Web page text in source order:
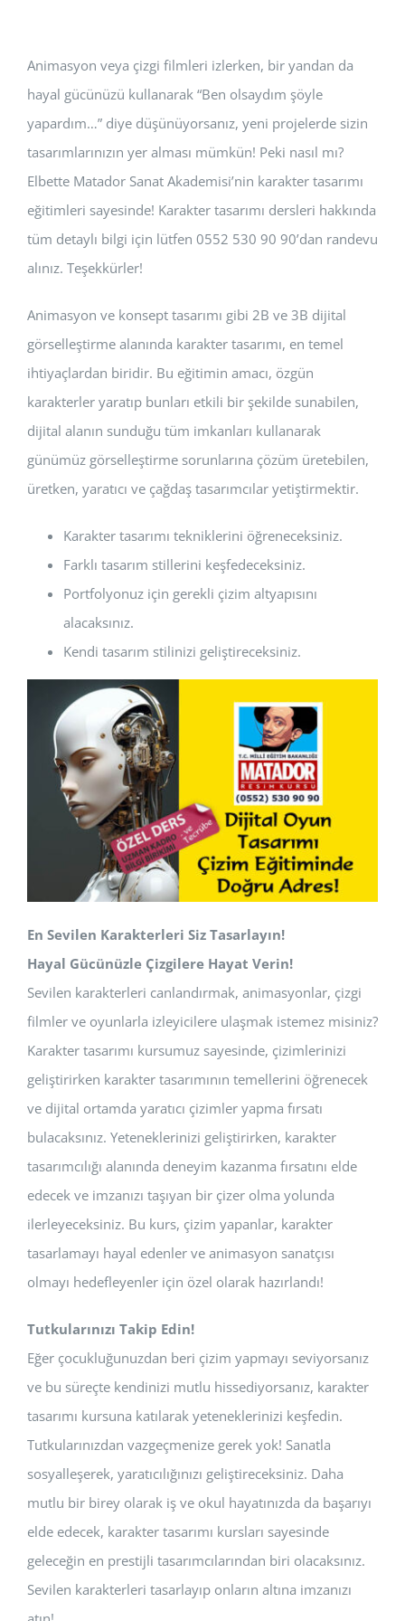
Animasyon veya çizgi filmleri izlerken, bir yandan da
hayal gücünüzü kullanarak “Ben olsaydım şöyle
yapardım…” diye düşünüyorsanız, yeni projelerde sizin
tasarımlarınızın yer alması mümkün! Peki nasıl mı?
Elbette Matador Sanat Akademisi’nin karakter tasarımı
eğitimleri sayesinde! Karakter tasarımı dersleri hakkında
tüm detaylı bilgi için lütfen 0552 530 90 90’dan randevu
alınız. Teşekkürler!
Animasyon ve konsept tasarımı gibi 2B ve 3B dijital
görselleştirme alanında karakter tasarımı, en temel
ihtiyaçlardan biridir. Bu eğitimin amacı, özgün
karakterler yaratıp bunları etkili bir şekilde sunabilen,
dijital alanın sunduğu tüm imkanları kullanarak
günümüz görselleştirme sorunlarına çözüm üretebilen,
üretken, yaratıcı ve çağdaş tasarımcılar yetiştirmektir.
Karakter tasarımı tekniklerini öğreneceksiniz.
Farklı tasarım stillerini keşfedeceksiniz.
Portfolyonuz için gerekli çizim altyapısını
alacaksınız.
Kendi tasarım stilinizi geliştireceksiniz.
En Sevilen Karakterleri Siz Tasarlayın!
Hayal Gücünüzle Çizgilere Hayat Verin!
Sevilen karakterleri canlandırmak, animasyonlar, çizgi
filmler ve oyunlarla izleyicilere ulaşmak istemez misiniz?
Karakter tasarımı kursumuz sayesinde, çizimlerinizi
geliştirirken karakter tasarımının temellerini öğrenecek
ve dijital ortamda yaratıcı çizimler yapma fırsatı
bulacaksınız. Yeteneklerinizi geliştirirken, karakter
tasarımcılığı alanında deneyim kazanma fırsatını elde
edecek ve imzanızı taşıyan bir çizer olma yolunda
ilerleyeceksiniz. Bu kurs, çizim yapanlar, karakter
tasarlamayı hayal edenler ve animasyon sanatçısı
olmayı hedefleyenler için özel olarak hazırlandı!
Tutkularınızı Takip Edin!
Eğer çocukluğunuzdan beri çizim yapmayı seviyorsanız
ve bu süreçte kendinizi mutlu hissediyorsanız, karakter
tasarımı kursuna katılarak yeteneklerinizi keşfedin.
Tutkularınızdan vazgeçmenize gerek yok! Sanatla
sosyalleşerek, yaratıcılığınızı geliştireceksiniz. Daha
mutlu bir birey olarak iş ve okul hayatınızda da başarıyı
elde edecek, karakter tasarımı kursları sayesinde
geleceğin en prestijli tasarımcılarından biri olacaksınız.
Sevilen karakterleri tasarlayıp onların altına imzanızı